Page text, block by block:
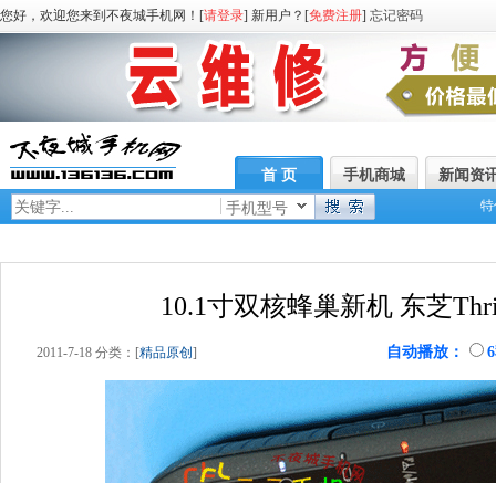
您好，欢迎您来到不夜城手机网！[请登录] 新用户？[免费注册] 忘记密码
首 页 手机商城
新闻资
手机型号
10.1寸双核蜂巢新机 东芝
2011-7-18 分类：[精品原创 ] 自动播放：